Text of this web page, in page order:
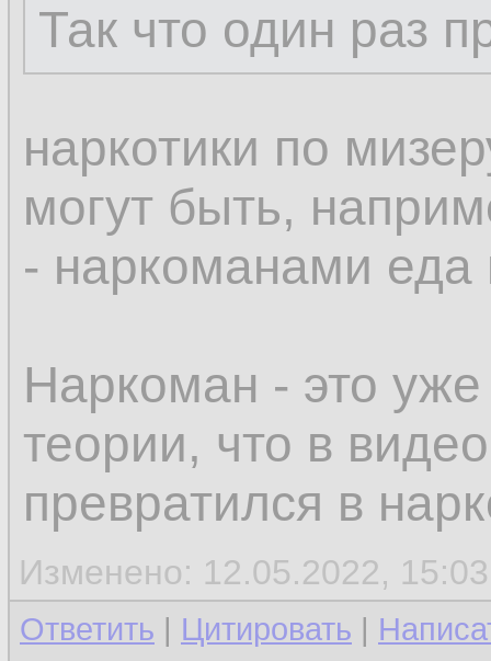
Так что один раз
наркотики по
могут быть,
- наркоманами еда
Наркоман - это
теории, что в
превратился в
Изменено: 12.05.2022,
Ответить | Цитировать |